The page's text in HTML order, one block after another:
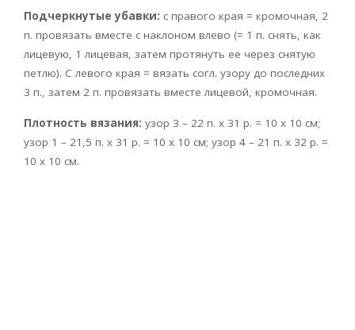
Подчеркнутые убавки: с правого края = кромочная, 2
п. провязать вместе с наклоном влево (= 1 п. снять, как
лицевую, 1 лицевая, затем протянуть ее через снятую
петлю). С левого края = вязать согл. узору до последних
3 п., затем 2 п. провязать вместе лицевой, кромочная.
Плотность вязания: узор 3 – 22 п. х 31 р. = 10 х 10 см;
узор 1 – 21,5 п. х 31 р. = 10 х 10 см; узор 4 – 21 п. х 32 р. =
10 х 10 см.